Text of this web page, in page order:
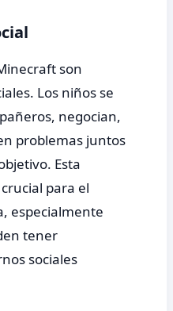
son
Los niños se
negocian,
problemas juntos
Esta
para el
especialmente
tener
sociales